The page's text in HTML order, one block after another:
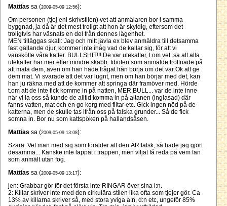
Mattias sa (2009-05-09 12:56):
Om personen (tjej enl skrivstilen) vet att anmälaren bor i samma
byggnad, ja då är det mest troligt att hon är skyldig, eftersom det
troligtvis har väsnats en del från dennes lägenhet.
MEN tilläggas skall: Jag och mitt jävla ex blev anmäldra till detsamma
fast gällande djur, kommer inte ihåg vad de kallar sig, för att vi
vanskötte våra katter. BULLSHIT!!! De var utekatter, t.om vet. sa att alla
utekatter har mer eller mindre skabb. Idioten som anmälde tröttnade på
att mata dem, även om han hade frågat från börja om det var Ok att ge
dem mat. Vi svarade att det var lugnt, men om han börjar med det, kan
han ju räkna med att de kommer att springa där framöver med. Hörde
t.om att de inte fick komme in på natten, MER BULL... var de inte inne
när vi la oss så kunde de alltid komma in på altanen (inglasad) där
fanns vatten, mat och en go korg med filtar etc. Gick ingen nöd på de
katterna, men de skulle tas ifrån oss på falska grunder... Så de fick
somna in. Bor nu som kattspöken på hallandsåsen.
Mattias sa (2009-05-09 13:08):
Szara: Vet man med sig som förälder att den ÄR falsk, så hade jag gjort
desamma... Kanske inte lappat i trappen, men viljat få reda på vem fan
som anmält utan fog.
Mattias sa (2009-05-09 13:17):
jen: Grabbar gör för det första inte RINGAR över sina i:n.
2: Killar skriver inte med den cirkulära stilen lika ofta som tjejer gör. Ca
13% av killarna skriver så, med stora yviga a:n, d:n etc, ungeför 85%